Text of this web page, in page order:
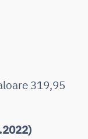
319,95